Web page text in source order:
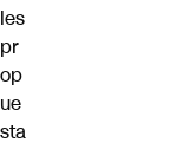
les
pr
op
ue
sta